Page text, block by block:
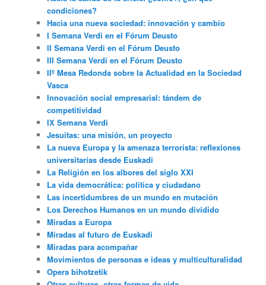
condiciones?
Hacia una nueva sociedad: innovación y cambio
I Semana Verdi en el Fórum Deusto
II Semana Verdi en el Fórum Deusto
III Semana Verdi en el Fórum Deusto
IIº Mesa Redonda sobre la Actualidad en la Sociedad
Vasca
Innovación social empresarial: tándem de
competitividad
IX Semana Verdi
Jesuitas: una misión, un proyecto
La nueva Europa y la amenaza terrorista: reflexiones
universitarias desde Euskadi
La Religión en los albores del siglo XXI
La vida democrática: política y ciudadano
Las incertidumbres de un mundo en mutación
Los Derechos Humanos en un mundo dividido
Miradas a Europa
Miradas al futuro de Euskadi
Miradas para acompañar
Movimientos de personas e ideas y multiculturalidad
Opera bihotzetik